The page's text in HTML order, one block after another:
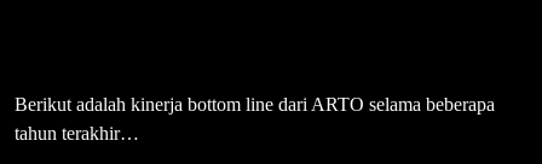
Berikut adalah kinerja bottom line dari ARTO selama beberapa
tahun terakhir…